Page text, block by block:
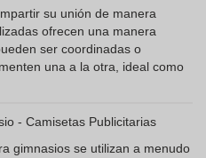
su unión de manera
ofrecen una manera
ser coordinadas o
una a la otra, ideal como
- Camisetas Publicitarias
gimnasios se utilizan a menudo